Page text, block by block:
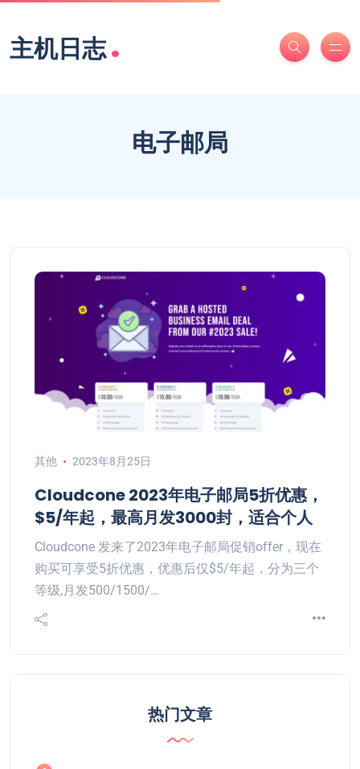
主机日志.
电子邮局
其他 2023年8月25日
Cloudcone 2023年电子邮局5折优惠，
$5/年起，最高月发3000封，适合个人
Cloudcone 发来了2023年电子邮局促销offer，现在
购买可享受5折优惠，优惠后仅$5/年起，分为三个
等级,月发500/1500/…
热门文章